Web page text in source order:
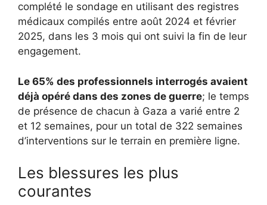
complété le sondage en utilisant des registres
médicaux compilés entre août 2024 et février
2025, dans les 3 mois qui ont suivi la fin de leur
engagement.
Le 65% des professionnels interrogés avaient
déjà opéré dans des zones de guerre; le temps
de présence de chacun à Gaza a varié entre 2
et 12 semaines, pour un total de 322 semaines
d’interventions sur le terrain en première ligne.
Les blessures les plus
courantes